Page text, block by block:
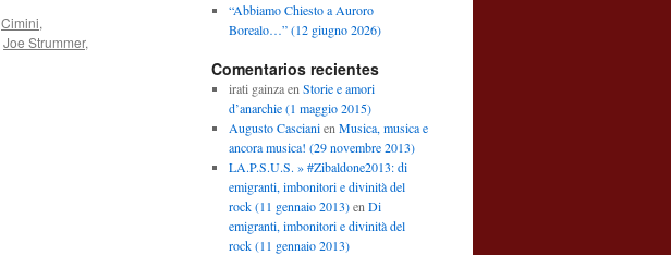
Cimini,
Joe Strummer,
“Abbiamo Chiesto a Auroro
Borealo…” (12 giugno 2026)
Comentarios recientes
irati gainzaen Storie e amori
d’anarchie (1 maggio 2015)
Augusto Cascianien Musica, musica e
ancora musica! (29 novembre 2013)
LA.P.S.U.S. » #Zibaldone2013: di
emigranti, imbonitori e divinità del
rock (11 gennaio 2013)en Di
emigranti, imbonitori e divinità del
rock (11 gennaio 2013)